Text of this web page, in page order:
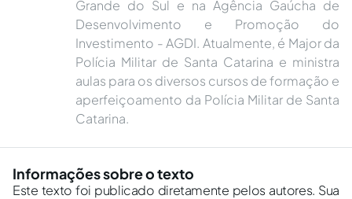
Grande do Sul e na Agência Gaúcha de
Desenvolvimento e Promoção do
Investimento - AGDI. Atualmente, é Major da
Polícia Militar de Santa Catarina e ministra
aulas para os diversos cursos de formação e
aperfeiçoamento da Polícia Militar de Santa
Catarina.
Informações sobre o texto
Este texto foi publicado diretamente pelos autores. Sua